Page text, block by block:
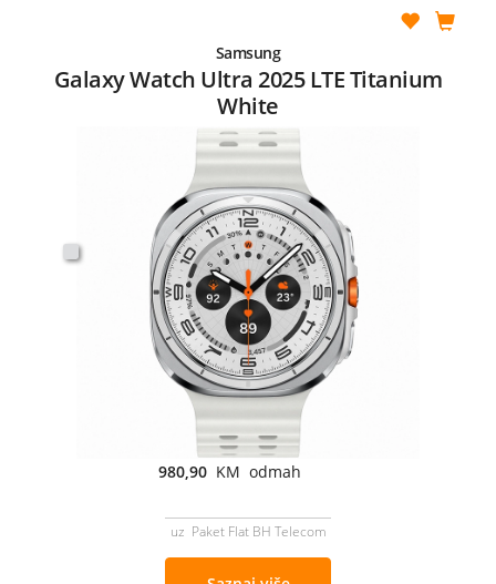
Samsung
Galaxy Watch Ultra 2025 LTE Titanium
White
980,90 KM odmah
uz Paket Flat BH Telecom